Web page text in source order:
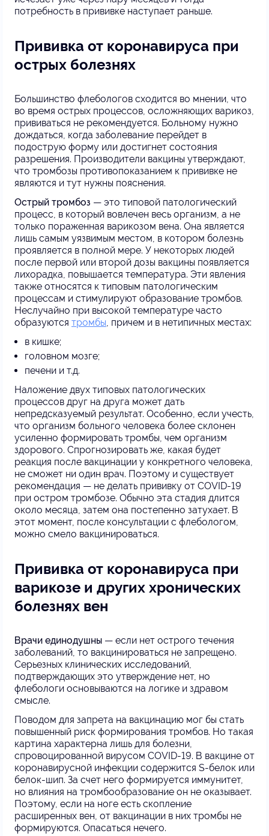
потребность в прививке наступает раньше.
Прививка от коронавируса при
острых болезнях
Большинство флебологов сходится во мнении, что
во время острых процессов, осложняющих варикоз,
прививаться не рекомендуется. Больному нужно
дождаться, когда заболевание перейдет в
подострую форму или достигнет состояния
разрешения. Производители вакцины утверждают,
что тромбозы противопоказанием к прививке не
являются и тут нужны пояснения.
Острый тромбоз — это типовой патологический
процесс, в который вовлечен весь организм, а не
только пораженная варикозом вена. Она является
лишь самым уязвимым местом, в котором болезнь
проявляется в полной мере. У некоторых людей
после первой или второй дозы вакцины появляется
лихорадка, повышается температура. Эти явления
также относятся к типовым патологическим
процессам и стимулируют образование тромбов.
Неслучайно при высокой температуре часто
образуются тромбы, причем и в нетипичных местах:
в кишке;
головном мозге;
печени и т.д.
Наложение двух типовых патологических
процессов друг на друга может дать
непредсказуемый результат. Особенно, если учесть,
что организм больного человека более склонен
усиленно формировать тромбы, чем организм
здорового. Спрогнозировать же, какая будет
реакция после вакцинации у конкретного человека,
не сможет ни один врач. Поэтому и существует
рекомендация — не делать прививку от COVID-19
при остром тромбозе. Обычно эта стадия длится
около месяца, затем она постепенно затухает. В
этот момент, после консультации с флебологом,
можно смело вакцинироваться.
Прививка от коронавируса при
варикозе и других хронических
болезнях вен
Врачи единодушны — если нет острого течения
заболеваний, то вакцинироваться не запрещено.
Серьезных клинических исследований,
подтверждающих это утверждение нет, но
флебологи основываются на логике и здравом
смысле.
Поводом для запрета на вакцинацию мог бы стать
повышенный риск формирования тромбов. Но такая
картина характерна лишь для болезни,
спровоцированной вирусом COVID-19. В вакцине от
коронавирусной инфекции содержится S-белок или
белок-шип. За счет него формируется иммунитет,
но влияния на тромбообразование он не оказывает.
Поэтому, если на ноге есть скопление
расширенных вен, от вакцинации в них тромбы не
формируются. Опасаться нечего.